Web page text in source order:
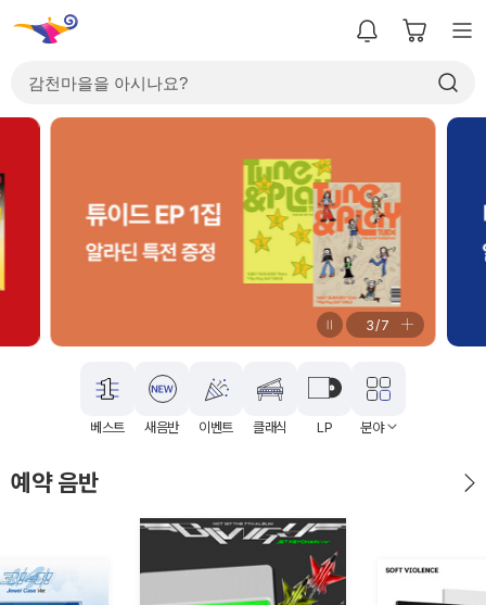
3/7
베스트 새음반 이벤트 클래식 LP 분야
예약 음반